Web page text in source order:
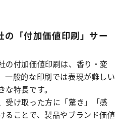
の「付加価値印刷」サー
の付加価値印刷は、香り・変
一般的な印刷では表現が難しい
な特長です。
受け取った方に「驚き」「感
ることで、製品やブランド価値